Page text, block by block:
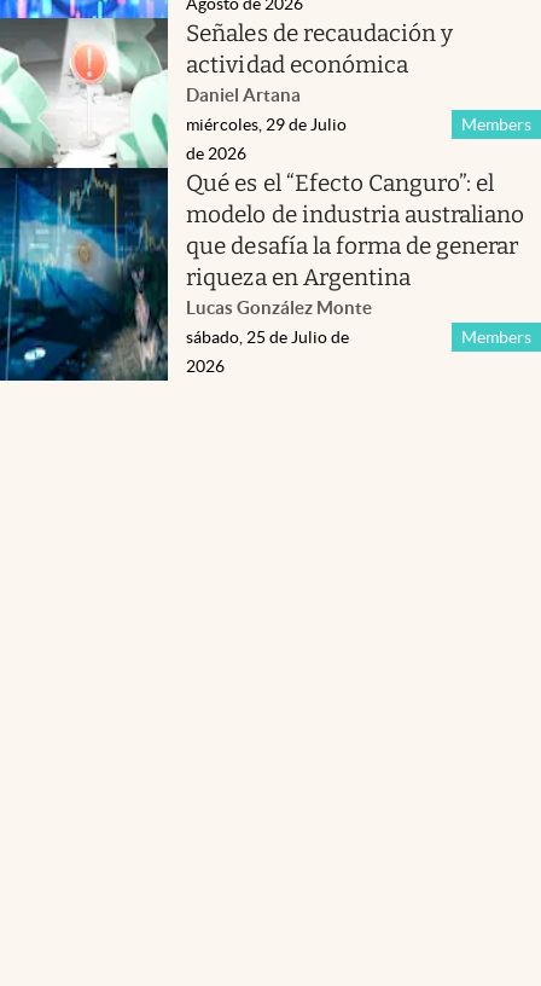
Señales de recaudación y
actividad económica
Daniel Artana
Members
miércoles, 29 de Julio
de 2026
Qué es el “Efecto Canguro”: el
modelo de industria australiano
que desafía la forma de generar
riqueza en Argentina
Lucas González Monte
Members
sábado, 25 de Julio de
2026